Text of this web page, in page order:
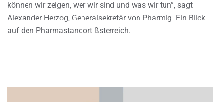
können wir zeigen, wer wir sind und was wir tun”, sagt
Alexander Herzog, Generalsekretär von Pharmig. Ein Blick
auf den Pharmastandort ßsterreich.